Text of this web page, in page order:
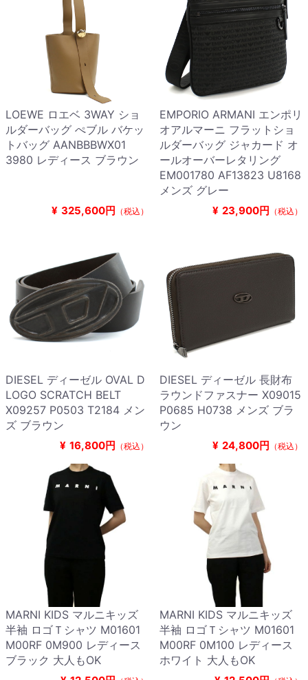
LOEWE ロエベ 3WAY ショ
ルダーバッグ ぺブル バケッ
トバッグ AANBBBWX01
3980 レディース ブラウン
¥ 325,600円 （税込）
EMPORIO ARMANI エンポリ
オアルマーニ フラットショ
ルダーバッグ ジャカード オ
ールオーバーレタリング
EM001780 AF13823 U8168
メンズ グレー
¥ 23,900円 （税込）
DIESEL ディーゼル OVAL D
LOGO SCRATCH BELT
X09257 P0503 T2184 メン
ズ ブラウン
¥ 16,800円 （税込）
DIESEL ディーゼル 長財布
ラウンドファスナー X09015
P0685 H0738 メンズ ブラ
ウン
¥ 24,800円 （税込）
MARNI KIDS マルニキッズ
半袖 ロゴＴシャツ M01601
M00RF 0M900 レディース
ブラック 大人もOK
MARNI KIDS マルニキッズ
半袖 ロゴＴシャツ M01601
M00RF 0M100 レディース
ホワイト 大人もOK